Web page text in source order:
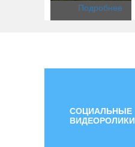
Подробнее
СОЦИАЛЬНЫЕ
ВИДЕОРОЛИКИ